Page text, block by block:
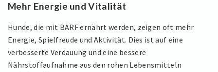
Mehr Energie und Vitalität
Hunde, die mit BARF ernährt werden, zeigen oft mehr
Energie, Spielfreude und Aktivität. Dies ist auf eine
verbesserte Verdauung und eine bessere
Nährstoffaufnahme aus den rohen Lebensmitteln